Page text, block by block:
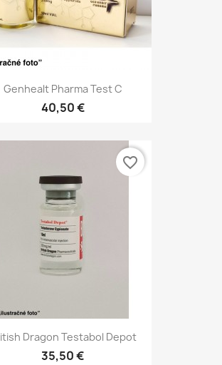
Genhealt Pharma Test C
40,50 €
Dragon Testabol Depot
35,50 €
favorite_border